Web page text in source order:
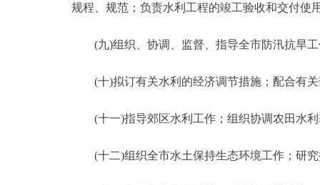
规程、规范；负责水利工程的竣工验收和交付使
(九)组织、协调、监督、指导全市防汛抗旱工
(十)拟订有关水利的经济调节措施；配合有关
(十一)指导郊区水利工作；组织协调农田水利
(十二)组织全市水土保持生态环境工作；研究